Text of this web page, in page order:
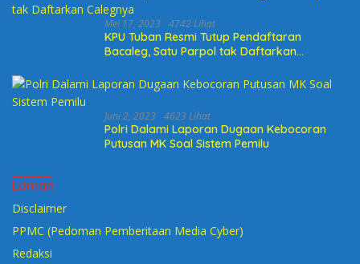
Mei 17, 2023 4742 Lihat
KPU Tuban Resmi Tutup Pendaftaran
Bacaleg, Satu Parpol tak Daftarkan
Juni 2, 2023 4623 Lihat
Polri Dalami Laporan Dugaan Kebocoran
Putusan MK Soal Sistem Pemilu
Laman
Disclaimer
PPMC (Pedoman Pemberitaan Media Cyber)
Redaksi